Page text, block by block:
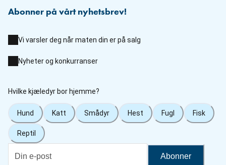
Abonner på vårt nyhetsbrev!
Vi varsler deg når maten din er på salg
Nyheter og konkurranser
Hvilke kjæledyr bor hjemme?
Hund Katt Smådyr Hest Fugl Fisk
Reptil
Abonner